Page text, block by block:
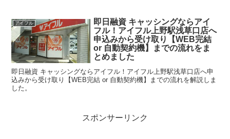
アイフル
即日融資 キャッシングならアイ
フル！アイフル上野駅浅草口店へ
申込みから受け取り【WEB完結
or 自動契約機】までの流れをま
とめました
即日融資 キャッシングならアイフル！アイフル上野駅浅草口店へ申
込みから受け取り【WEB完結 or 自動契約機】までの流れを解説しま
した。
スポンサーリンク